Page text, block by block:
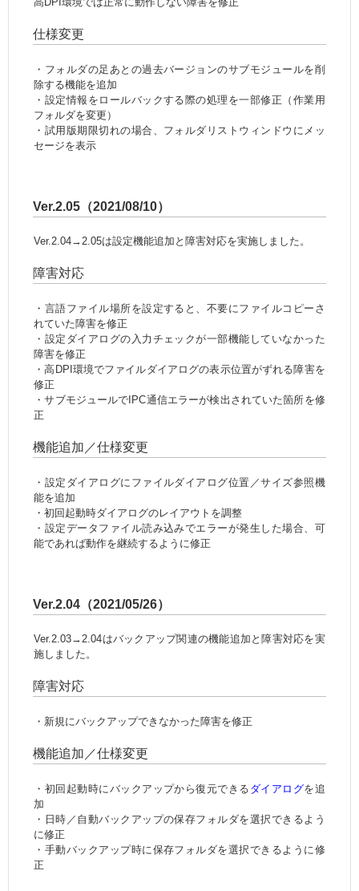
仕様変更
・フォルダの足あとの過去バージョンのサブモジュールを削
除する機能を追加
・設定情報をロールバックする際の処理を一部修正（作業用
フォルダを変更）
・試用版期限切れの場合、フォルダリストウィンドウにメッ
セージを表示
Ver.2.05（2021/08/10）
Ver.2.04→2.05は設定機能追加と障害対応を実施しました。
障害対応
・言語ファイル場所を設定すると、不要にファイルコピーさ
れていた障害を修正
・設定ダイアログの入力チェックが一部機能していなかった
障害を修正
・高DPI環境でファイルダイアログの表示位置がずれる障害を
修正
・サブモジュールでIPC通信エラーが検出されていた箇所を修
正
機能追加／仕様変更
・設定ダイアログにファイルダイアログ位置／サイズ参照機
能を追加
・初回起動時ダイアログのレイアウトを調整
・設定データファイル読み込みでエラーが発生した場合、可
能であれば動作を継続するように修正
Ver.2.04（2021/05/26）
Ver.2.03→2.04はバックアップ関連の機能追加と障害対応を実
施しました。
障害対応
・新規にバックアップできなかった障害を修正
機能追加／仕様変更
・初回起動時にバックアップから復元できる ダイアログを追
加
・日時／自動バックアップの保存フォルダを選択できるよう
に修正
・手動バックアップ時に保存フォルダを選択できるように修
正